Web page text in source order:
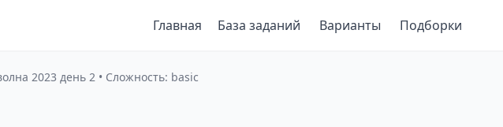
Главная База заданий Варианты Подборки
2023 день 2 • Сложность: basic